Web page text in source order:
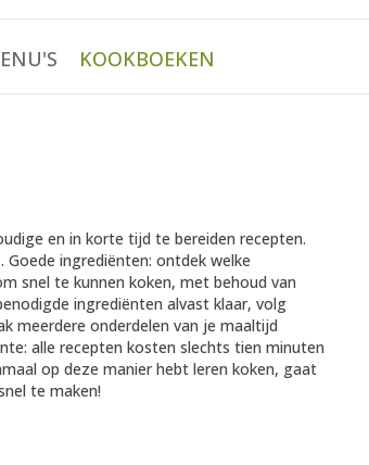
KOOKBOEKEN
en in korte tijd te bereiden recepten.
Goede ingrediënten: ontdek welke
snel te kunnen koken, met behoud van
ingrediënten alvast klaar, volg
meerdere onderdelen van je maaltijd
alle recepten kosten slechts tien minuten
op deze manier hebt leren koken, gaat
te maken!